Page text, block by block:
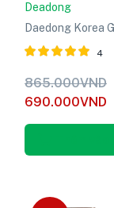
Deadong
Daedong Korea
Được xếp
hạng
5.00
5
sao
4
865.000VND
690.000VND